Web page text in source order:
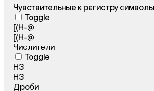
Чувствительные к регистру символы
Toggle
[(H-@
[(H-@
Числители
Toggle
H3
H3
Дроби